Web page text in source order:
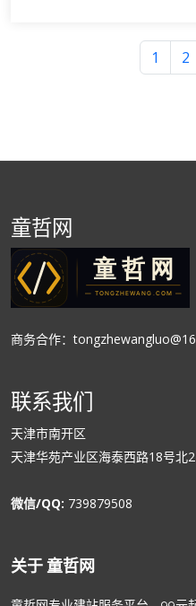
1 2
童哲网
商务合作：
联系我们
天津市南开区
天津华苑产业区海泰西路18号北
微信/QQ: 739879508
关于 童哲网